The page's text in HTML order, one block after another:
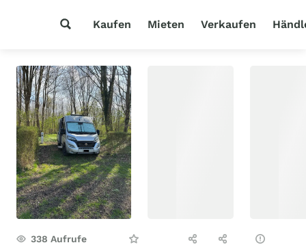
Kaufen Mieten Verkaufen
338 Aufrufe